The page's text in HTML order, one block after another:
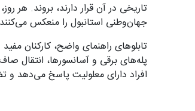
تاریخی در آن قرار دارند، بروند. هر
جهان‌وطنی استانبول را منعکس
تابلوهای راهنمای واضح، کارکنان
پله‌های برقی و آسانسورها، انتقال
افراد دارای معلولیت پاسخ می‌دهد و